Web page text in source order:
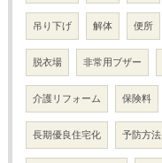
吊り下げ 解体 便所
脱衣場 非常用ブザー
介護リフォーム 保険料
長期優良住宅化 予防方法